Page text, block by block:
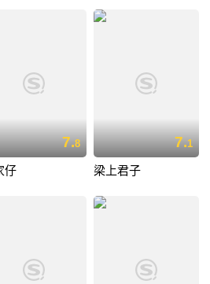
7.8
仔
7.1
梁上君子